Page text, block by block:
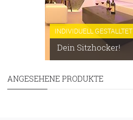
INDIVIDUELL GESTALLTET
Dein Sitzhocker!
ANGESEHENE PRODUKTE